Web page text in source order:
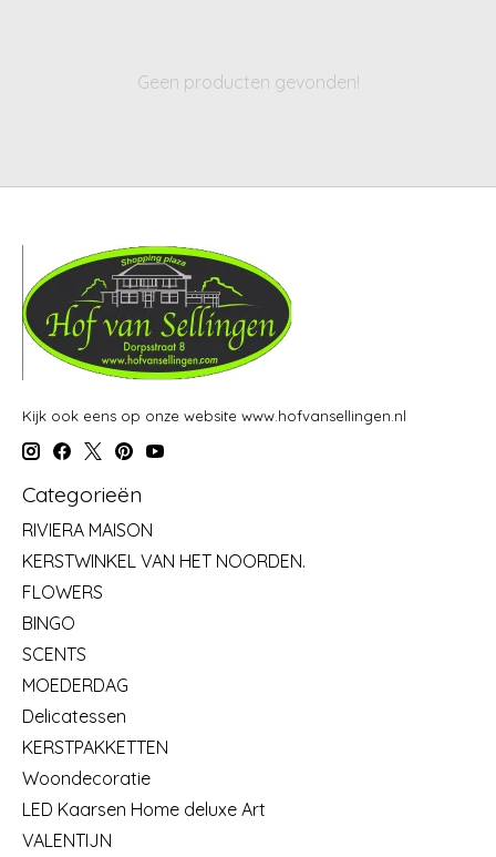
Geen producten gevonden!
Kijk ook eens op onze website www.hofvansellingen.nl
Categorieën
RIVIERA MAISON
KERSTWINKEL VAN HET NOORDEN.
FLOWERS
BINGO
SCENTS
MOEDERDAG
Delicatessen
KERSTPAKKETTEN
Woondecoratie
LED Kaarsen Home deluxe Art
VALENTIJN